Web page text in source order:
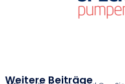
Weitere Beiträge